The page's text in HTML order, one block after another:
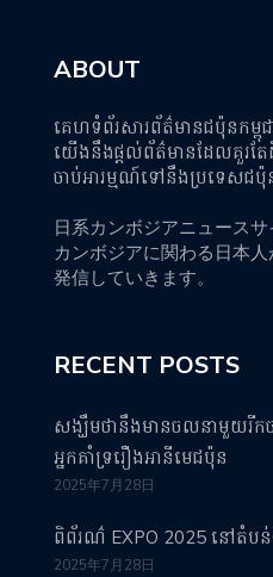
ABOUT
គេហទំព័រសារព័ត៌មានជប៉ុនកម្ពុជ
យើងនឹងផ្តល់ព័ត៌មានដែលគួរត
ចាប់អារម្មណ៍ទៅនឹងប្រទេសជប៉ុ
日系カンボジアニュースサ
カンボジアに関わる日本
発信していきます。
RECENT POSTS
សង្ឃឹមថានឹងមានចលនាមួយរីក
អ្នកគាំទ្ររឿងអានីមេជប៉ុន
2025年7月28日
ពិព័រណ៌ EXPO 2025 នៅតំបន់
2025年7月28日